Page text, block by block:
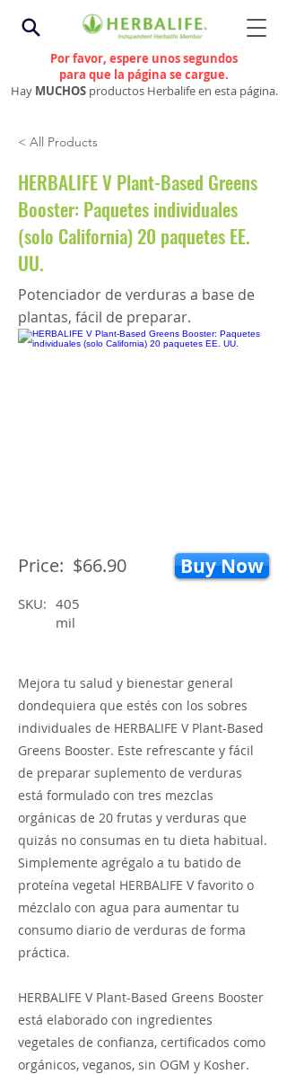
Por favor, espere unos segundos
para que la página se cargue.
Hay MUCHOS productos Herbalife en esta página.
< All Products
HERBALIFE V Plant-Based Greens
Booster: Paquetes individuales
(solo California) 20 paquetes EE.
UU.
Potenciador de verduras a base de
plantas, fácil de preparar.
Price: $66.90 Buy Now
SKU: 405
mil
Mejora tu salud y bienestar general
dondequiera que estés con los sobres
individuales de HERBALIFE V Plant-Based
Greens Booster. Este refrescante y fácil
de preparar suplemento de verduras
está formulado con tres mezclas
orgánicas de 20 frutas y verduras que
quizás no consumas en tu dieta habitual.
Simplemente agrégalo a tu batido de
proteína vegetal HERBALIFE V favorito o
mézclalo con agua para aumentar tu
consumo diario de verduras de forma
práctica.
HERBALIFE V Plant-Based Greens Booster
está elaborado con ingredientes
vegetales de confianza, certificados como
orgánicos, veganos, sin OGM y Kosher.